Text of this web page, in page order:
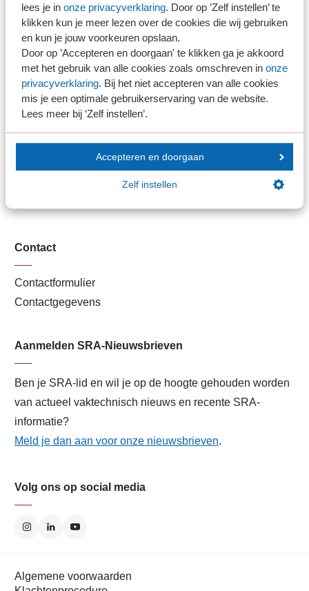
lees je in onze privacyverklaring. Door op ’Zelf instellen’ te
klikken kun je meer lezen over de cookies die wij gebruiken
en kun je jouw voorkeuren opslaan.
Door op ’Accepteren en doorgaan' te klikken ga je akkoord
met het gebruik van alle cookies zoals omschreven in onze
privacyverklaring. Bij het niet accepteren van alle cookies
mis je een optimale gebruikerservaring van de website.
Lees meer bij ‘Zelf instellen’.
Accepteren en doorgaan
Zelf instellen
Branche in Zicht
Dossiers
Kantoorvinder
Nieuwsbank
Handige links
Veilig bestanden delen
Contact
Contactformulier
Contactgegevens
Aanmelden SRA-Nieuwsbrieven
Ben je SRA-lid en wil je op de hoogte gehouden worden
van actueel vaktechnisch nieuws en recente SRA-
informatie?
Meld je dan aan voor onze nieuwsbrieven.
Volg ons op social media
Algemene voorwaarden